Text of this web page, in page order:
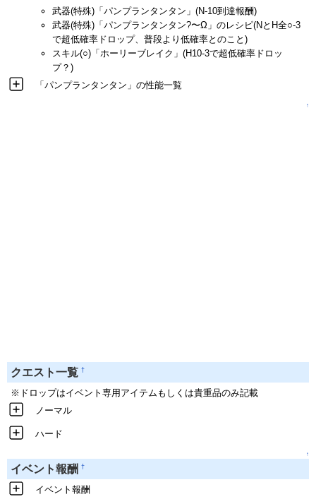
武器(特殊)「パンプランタンタン」(N-10到達報酬)
武器(特殊)「パンプランタンタン?〜Ω」のレシピ(NとH全○-3
で超低確率ドロップ、普段より低確率とのこと)
スキル(○)「ホーリーブレイク」(H10-3で超低確率ドロッ
プ？)
「パンプランタンタン」の性能一覧
↑
クエスト一覧 †
※ドロップはイベント専用アイテムもしくは貴重品のみ記載
ノーマル
ハード
↑
イベント報酬 †
イベント報酬